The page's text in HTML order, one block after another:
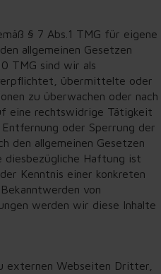
§ 7 Abs.1 TMG für eigene
allgemeinen Gesetzen
TMG sind wir als
übermittelte oder
zu überwachen oder nach
eine rechtswidrige Tätigkeit
oder Sperrung der
den allgemeinen Gesetzen
diesbezügliche Haftung ist
Kenntnis einer konkreten
von
werden wir diese Inhalte
externen Webseiten Dritter,